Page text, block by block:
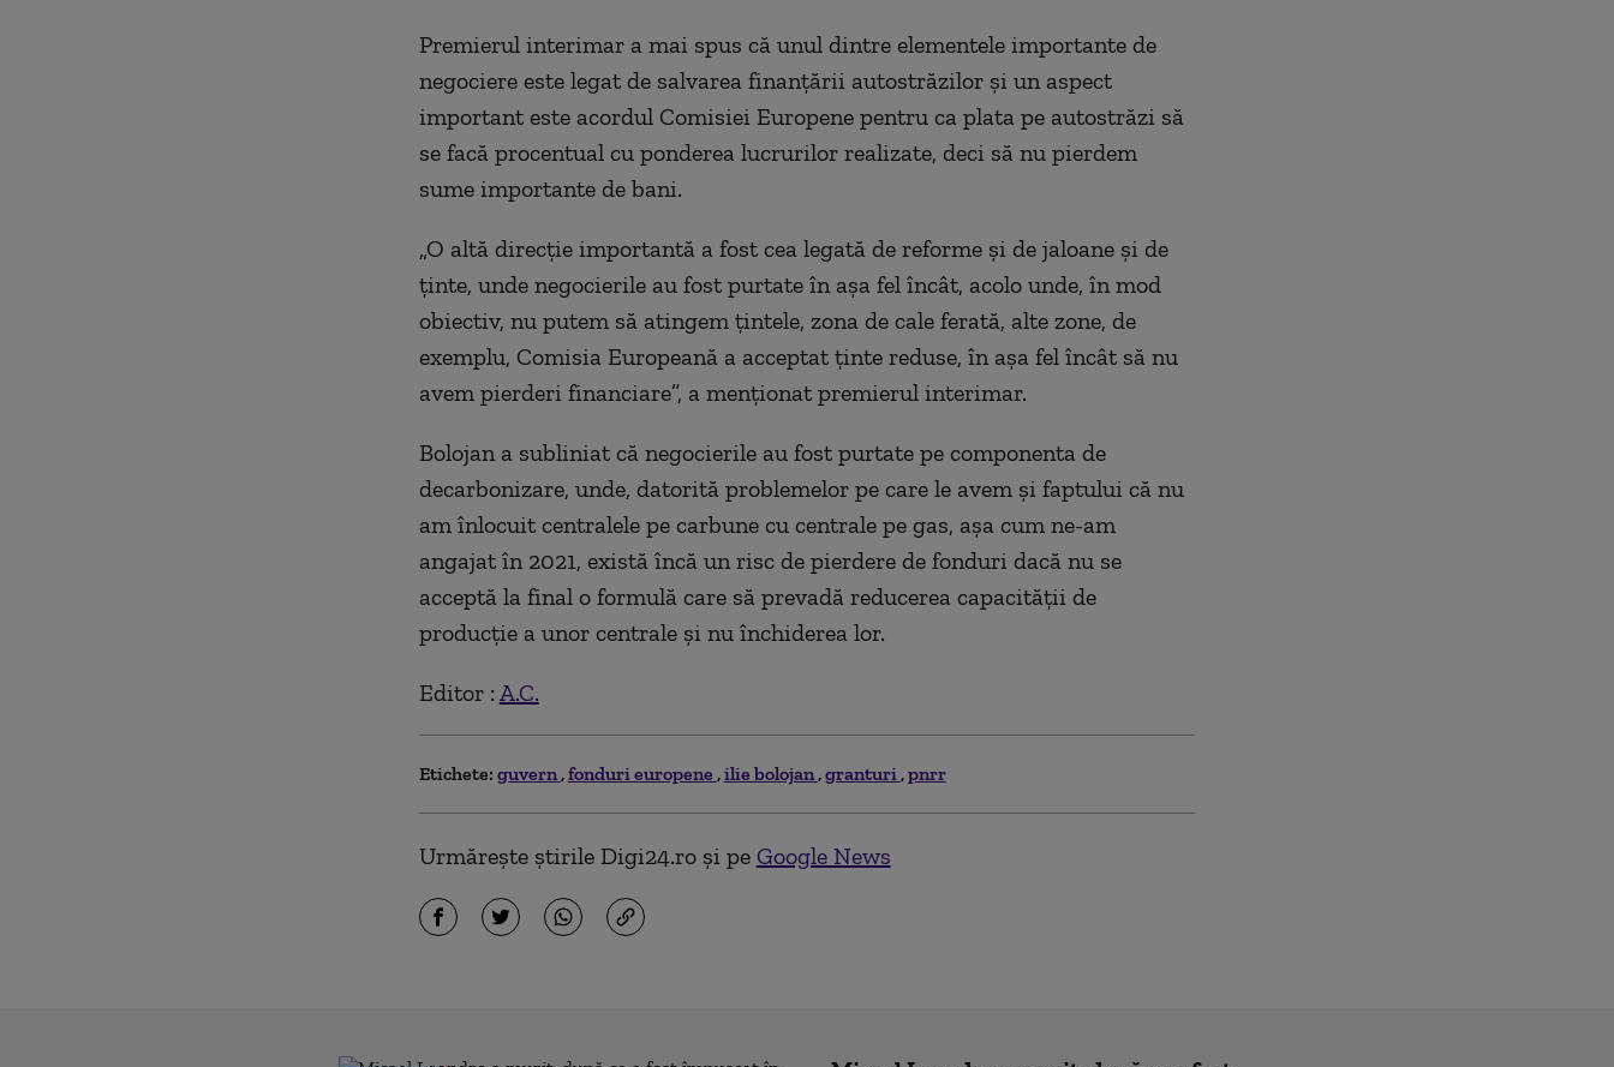
Premierul interimar a mai spus că unul dintre elementele importante de
negociere este legat de salvarea finanţării autostrăzilor şi un aspect
important este acordul Comisiei Europene pentru ca plata pe autostrăzi să
se facă procentual cu ponderea lucrurilor realizate, deci să nu pierdem
sume importante de bani.
„O altă direcţie importantă a fost cea legată de reforme şi de jaloane şi de
ţinte, unde negocierile au fost purtate în aşa fel încât, acolo unde, în mod
obiectiv, nu putem să atingem ţintele, zona de cale ferată, alte zone, de
exemplu, Comisia Europeană a acceptat ţinte reduse, în aşa fel încât să nu
avem pierderi financiare”, a menţionat premierul interimar.
Bolojan a subliniat că negocierile au fost purtate pe componenta de
decarbonizare, unde, datorită problemelor pe care le avem şi faptului că nu
am înlocuit centralele pe carbune cu centrale pe gas, aşa cum ne-am
angajat în 2021, există încă un risc de pierdere de fonduri dacă nu se
acceptă la final o formulă care să prevadă reducerea capacităţii de
producţie a unor centrale şi nu închiderea lor.
Editor : A.C.
Etichete: guvern fonduri europene ilie bolojan granturi pnrr
Urmărește știrile Digi24.ro și pe Google News